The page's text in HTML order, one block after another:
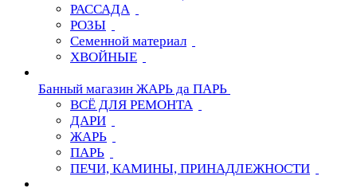
РАССАДА
РОЗЫ
Семенной материал
ХВОЙНЫЕ
Банный магазин ЖАРЬ да ПАРЬ
ВСЁ ДЛЯ РЕМОНТА
ДАРИ
ЖАРЬ
ПАРЬ
ПЕЧИ, КАМИНЫ, ПРИНАДЛЕЖНОСТИ